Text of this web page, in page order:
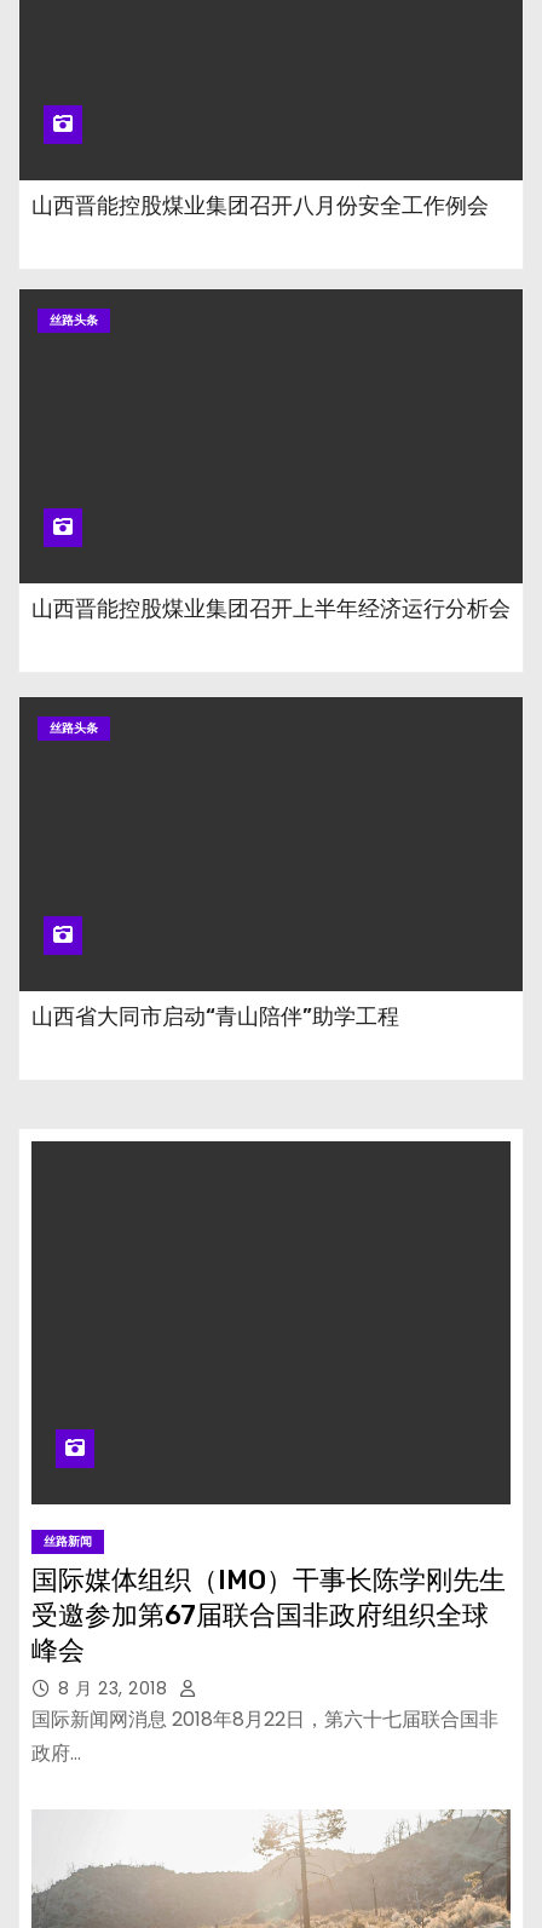
山西晋能控股煤业集团召开八月份安全工作例会
丝路头条
山西晋能控股煤业集团召开上半年经济运行分析会
丝路头条
山西省大同市启动“青山陪伴”助学工程
丝路新闻
国际媒体组织（IMO）干事长陈学刚先生
受邀参加第67届联合国非政府组织全球
峰会
8 月 23, 2018
国际新闻网消息 2018年8月22日，第六十七届联合国非
政府…